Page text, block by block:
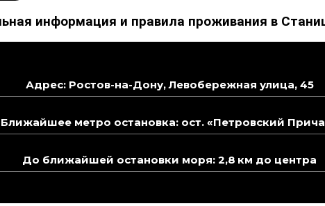
информация и правила проживания в
Адрес: Ростов-на-Дону, Левобережная улица, 45
Ближайшее метро остановка: ост. «Петровский
До ближайшей остановки моря: 2,8 км до центра